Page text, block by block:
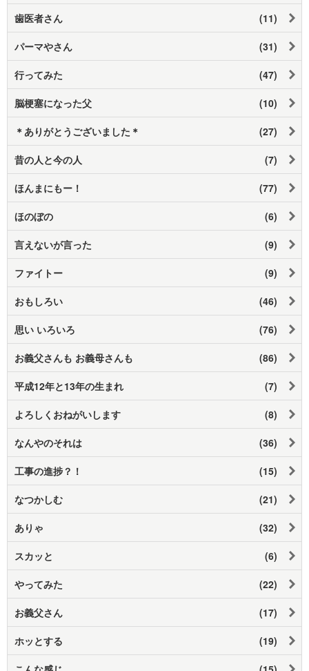
歯医者さん (11)
パーマやさん (31)
行ってみた (47)
脳梗塞になった父 (10)
＊ありがとうございました＊ (27)
昔の人と今の人 (7)
ほんまにもー！ (77)
ほのぼの (6)
言えないが言った (9)
ファイトー (9)
おもしろい (46)
思い いろいろ (76)
お義父さんも お義母さんも (86)
平成12年と13年の生まれ (7)
よろしくおねがいします (8)
なんやのそれは (36)
工事の進捗？！ (15)
なつかしむ (21)
ありゃ (32)
スカッと (6)
やってみた (22)
お義父さん (17)
ホッとする (19)